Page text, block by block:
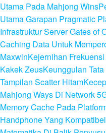
Utama Pada Mahjong Wins
Utama Garapan Pragmatic
Infrastruktur Server Gates of
Caching Data Untuk
MaxwinKejernihan
Kakek ZeusKeunggulan
Tampilan Scatter Hitam
Mahjong Ways Di Network
Memory Cache Pada
Handphone Yang